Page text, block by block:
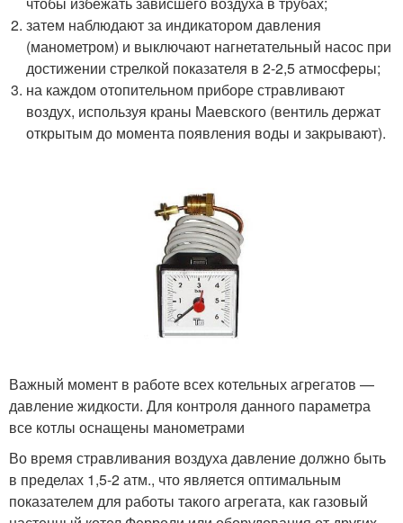
затем наблюдают за индикатором давления
(манометром) и выключают нагнетательный насос при
достижении стрелкой показателя в 2-2,5 атмосферы;
на каждом отопительном приборе стравливают
воздух, используя краны Маевского (вентиль держат
открытым до момента появления воды и закрывают).
Важный момент в работе всех котельных агрегатов —
давление жидкости. Для контроля данного параметра
все котлы оснащены манометрами
Во время стравливания воздуха давление должно быть
в пределах 1,5-2 атм., что является оптимальным
показателем для работы такого агрегата, как газовый